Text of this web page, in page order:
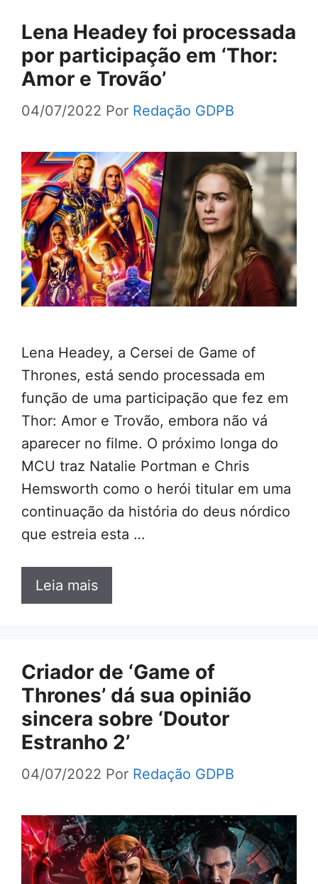
Lena Headey foi processada
por participação em ‘Thor:
Amor e Trovão’
04/07/2022 Por Redação GDPB
Lena Headey, a Cersei de Game of
Thrones, está sendo processada em
função de uma participação que fez em
Thor: Amor e Trovão, embora não vá
aparecer no filme. O próximo longa do
MCU traz Natalie Portman e Chris
Hemsworth como o herói titular em uma
continuação da história do deus nórdico
que estreia esta …
Leia mais
Criador de ‘Game of
Thrones’ dá sua opinião
sincera sobre ‘Doutor
Estranho 2’
04/07/2022 Por Redação GDPB